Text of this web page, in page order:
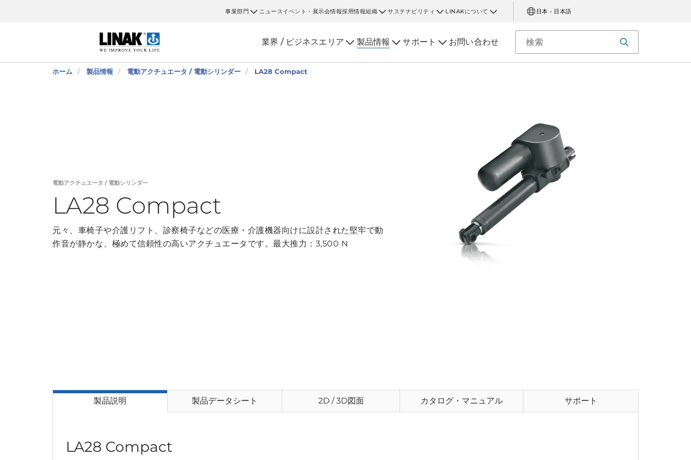
事業部門 ニュース イベント・展示会情報採用情報組織 サステナビリティ LINAKについて 日本 - 日本語
業界 / ビジネスエリア 製品情報 サポート お問い合わせ
ホーム 製品情報 電動アクチュエータ / 電動シリンダー LA28 Compact
電動アクチュエータ / 電動シリンダー
LA28 Compact
元々、車椅子や介護リフト、診察椅子などの医療・介護機器向けに設計された堅牢で動
作音が静かな、極めて信頼性の高いアクチュエータです。最大推力：3,500 N
製品説明 製品データシート 2D / 3D図面 カタログ・マニュアル サポート
LA28 Compact